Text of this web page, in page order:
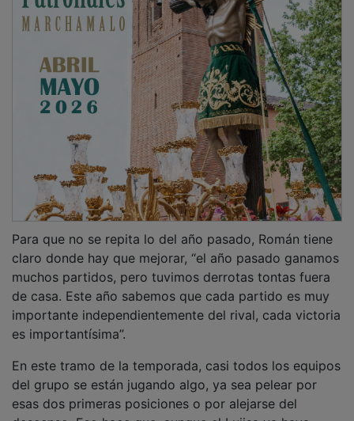
claro donde hay que mejorar, “el año pasado ganamos
muchos partidos, pero tuvimos derrotas tontas fuera
de casa. Este año sabemos que cada partido es muy
importante independientemente del rival, cada victoria
es importantísima”.
del grupo se están jugando algo, ya sea pelear por
esas dos primeras posiciones o por alejarse del
descenso. Eso hace que, aunque el Lujisa ya haya